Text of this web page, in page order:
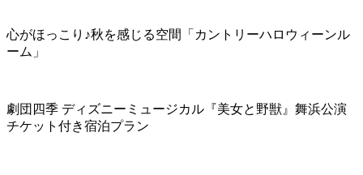
心がほっこり♪秋を感じる空間「カントリーハロウィーンル
ーム」
劇団四季 ディズニーミュージカル『美女と野獣』舞浜公演
チケット付き宿泊プラン